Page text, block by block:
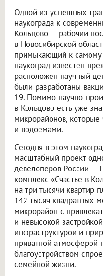
Одной из успешных
наукограда к
Кольцово — рабочий
в Новосибирской
примыкающий к самому
наукоград известен
расположен научный
были разработаны
19. Помимо научно-
в Кольцово есть уже
микрорайонов,
и водоемами.
Сегодня в этом
масштабный проект
девелоперов России —
комплекс «Счастье в
на три тысячи квартир
142 тысяч квадратных
микрорайон с
и невысокой
инфраструктурой и
приватной атмосферой
благоустройством
семейной жизни.